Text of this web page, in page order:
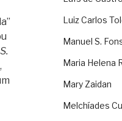
Luiz Carlos
Manuel S.
Maria Helena
Mary Zaidan
Melchíades